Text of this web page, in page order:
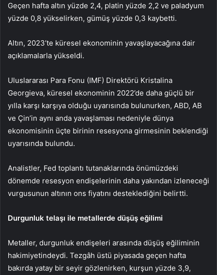
Geçen hafta altın yüzde 2,4, platin yüzde 2,2 ve paladyum
yüzde 0,8 yükselirken, gümüş yüzde 0,3 kaybetti.
Altın, 2023’te küresel ekonominin yavaşlayacağına dair
açıklamalarla yükseldi.
Uluslararası Para Fonu (IMF) Direktörü Kristalina
Georgieva, küresel ekonominin 2022’de daha güçlü bir
yılla karşı karşıya olduğu uyarısında bulunurken, ABD, AB
ve Çin’in aynı anda yavaşlaması nedeniyle dünya
ekonomisinin üçte birinin resesyona girmesinin beklendiği
uyarısında bulundu.
Analistler, Fed toplantı tutanaklarında önümüzdeki
dönemde resesyon endişelerinin daha yakından izleneceği
vurgusunun altının ons fiyatını desteklediğini belirtti.
Durgunluk telaşı ile metallerde düşüş eğilimi
Metaller, durgunluk endişeleri arasında düşüş eğiliminin
hakimiyetindeydi. Tezgâh üstü piyasada geçen hafta
bakırda yatay bir seyir gözlenirken, kurşun yüzde 3,9,